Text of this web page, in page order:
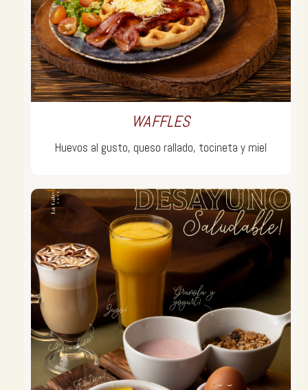
WAFFLES
Huevos al gusto, queso rallado, tocineta y miel